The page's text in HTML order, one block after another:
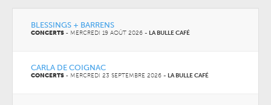
BLESSINGS + BARRENS
CONCERTS - MERCREDI 19 AOÛT 2026 - LA BULLE CAFÉ
CARLA DE COIGNAC
CONCERTS - MERCREDI 23 SEPTEMBRE 2026 - LA BULLE CAFÉ